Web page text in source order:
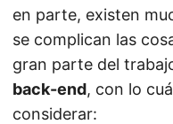
en parte, existen
se complican las
gran parte del
back-end, con lo
considerar: